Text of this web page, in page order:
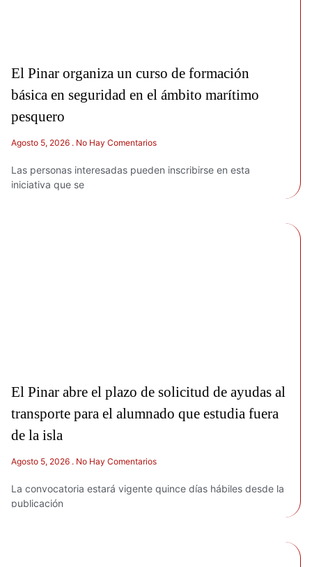
El Pinar organiza un curso de formación
básica en seguridad en el ámbito marítimo
pesquero
Agosto 5, 2026 No Hay Comentarios
Las personas interesadas pueden inscribirse en esta
iniciativa que se
El Pinar abre el plazo de solicitud de ayudas al
transporte para el alumnado que estudia fuera
de la isla
Agosto 5, 2026 No Hay Comentarios
La convocatoria estará vigente quince días hábiles desde la
publicación